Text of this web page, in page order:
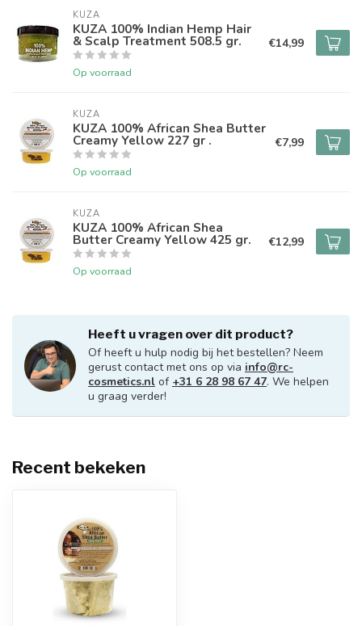
KUZA
KUZA 100% Indian Hemp Hair
& Scalp Treatment 508.5 gr.
Op voorraad
€14,99
KUZA
KUZA 100% African Shea Butter
Creamy Yellow 227 gr .
Op voorraad
€7,99
KUZA
KUZA 100% African Shea
Butter Creamy Yellow 425 gr.
Op voorraad
€12,99
Heeft u vragen over dit product?
Of heeft u hulp nodig bij het bestellen? Neem
gerust contact met ons op via info@rc-
cosmetics.nl of +31 6 28 98 67 47. We helpen
u graag verder!
Recent bekeken